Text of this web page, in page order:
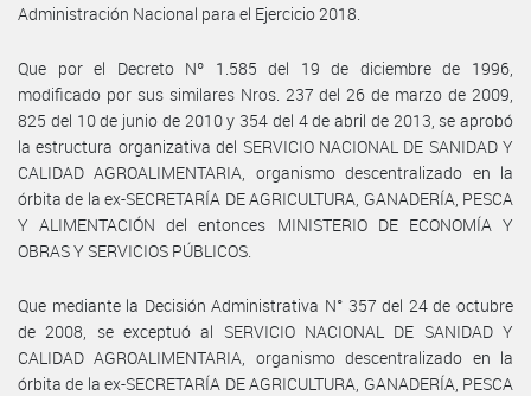
Administración Nacional para el Ejercicio 2018.
Que por el Decreto Nº 1.585 del 19 de diciembre de 1996,
modificado por sus similares Nros. 237 del 26 de marzo de 2009,
825 del 10 de junio de 2010 y 354 del 4 de abril de 2013, se aprobó
la estructura organizativa del SERVICIO NACIONAL DE SANIDAD Y
CALIDAD AGROALIMENTARIA, organismo descentralizado en la
órbita de la ex-SECRETARÍA DE AGRICULTURA, GANADERÍA, PESCA
Y ALIMENTACIÓN del entonces MINISTERIO DE ECONOMÍA Y
OBRAS Y SERVICIOS PÚBLICOS.
Que mediante la Decisión Administrativa N° 357 del 24 de octubre
de 2008, se exceptuó al SERVICIO NACIONAL DE SANIDAD Y
CALIDAD AGROALIMENTARIA, organismo descentralizado en la
órbita de la ex-SECRETARÍA DE AGRICULTURA, GANADERÍA, PESCA